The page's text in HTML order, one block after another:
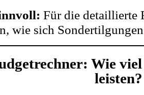
Für die detaillierte
wie sich
Wie
leisten?